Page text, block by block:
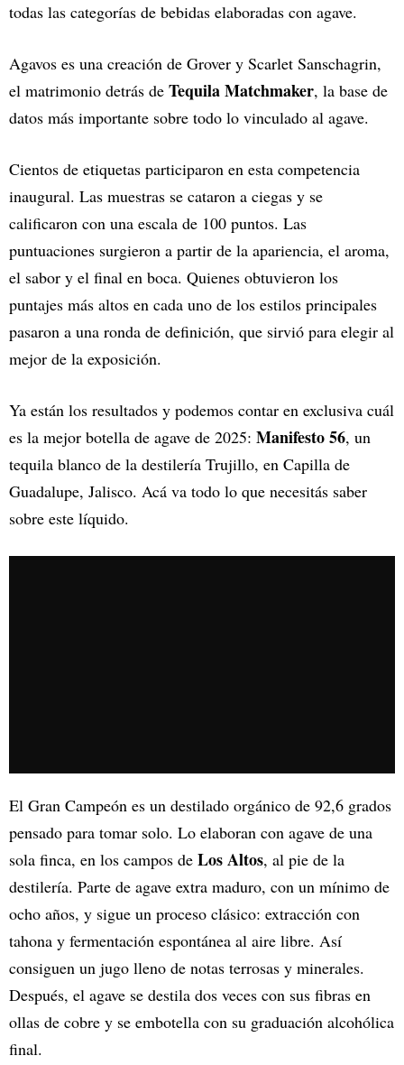
todas las categorías de bebidas elaboradas con agave.
Agavos es una creación de Grover y Scarlet Sanschagrin,
el matrimonio detrás de Tequila Matchmaker, la base de
datos más importante sobre todo lo vinculado al agave.
Cientos de etiquetas participaron en esta competencia
inaugural. Las muestras se cataron a ciegas y se
calificaron con una escala de 100 puntos. Las
puntuaciones surgieron a partir de la apariencia, el aroma,
el sabor y el final en boca. Quienes obtuvieron los
puntajes más altos en cada uno de los estilos principales
pasaron a una ronda de definición, que sirvió para elegir al
mejor de la exposición.
Ya están los resultados y podemos contar en exclusiva cuál
es la mejor botella de agave de 2025: Manifesto 56, un
tequila blanco de la destilería Trujillo, en Capilla de
Guadalupe, Jalisco. Acá va todo lo que necesitás saber
sobre este líquido.
El Gran Campeón es un destilado orgánico de 92,6 grados
pensado para tomar solo. Lo elaboran con agave de una
sola finca, en los campos de Los Altos, al pie de la
destilería. Parte de agave extra maduro, con un mínimo de
ocho años, y sigue un proceso clásico: extracción con
tahona y fermentación espontánea al aire libre. Así
consiguen un jugo lleno de notas terrosas y minerales.
Después, el agave se destila dos veces con sus fibras en
ollas de cobre y se embotella con su graduación alcohólica
final.